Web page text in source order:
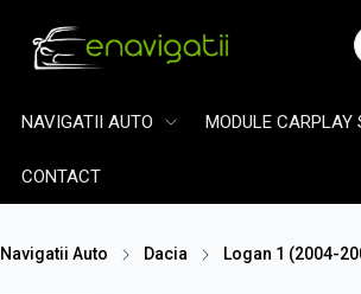
NAVIGATII AUTO MODULE CARPLAY
CONTACT
Navigatii Auto Dacia Logan 1 (2004-